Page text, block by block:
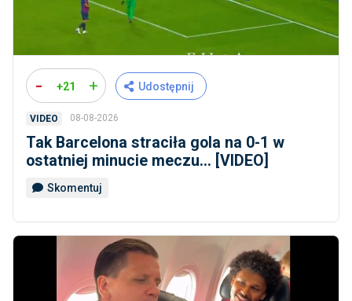
- +21 + Udostępnij
VIDEO 08-08-2026
Tak Barcelona straciła gola na 0-1 w
ostatniej minucie meczu... [VIDEO]
Skomentuj